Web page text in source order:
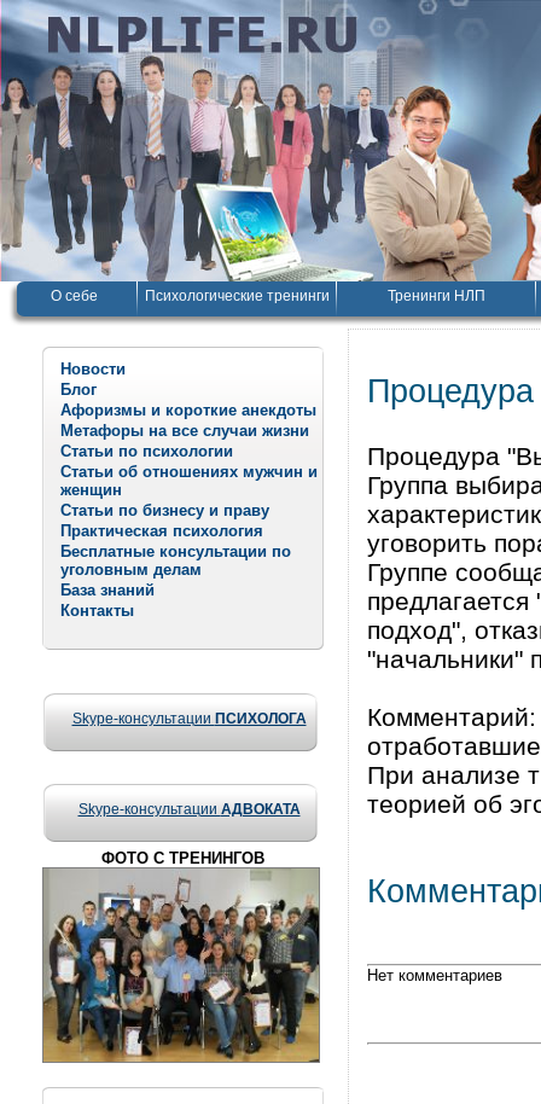
О себе Психологические тренинги Тренинги НЛП
Новости
Блог
Афоризмы и короткие анекдоты
Метафоры на все случаи жизни
Статьи по психологии
Статьи об отношениях мужчин и
женщин
Статьи по бизнесу и праву
Практическая психология
Бесплатные консультации по
уголовным делам
База знаний
Контакты
Skype-консультации ПСИХОЛОГА
Skype-консультации АДВОКАТА
ФОТО С ТРЕНИНГОВ
Процедура
Группа
уговорить
Группе
подход",
"начальники"
При анализе
теорией об
Нет комментариев